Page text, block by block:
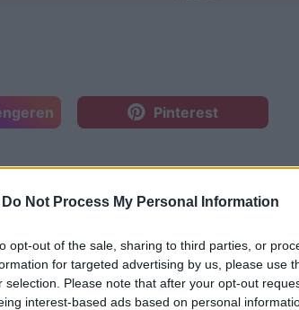
Do Not Process My Personal Information
opt-out of the sale, sharing to third parties, or
for targeted advertising by us, please use
selection. Please note that after your opt-out
interest-based ads based on personal
Pinterest
ugyanis valóra
tündérként repkedhetett.
kell részt vennie emiatt.